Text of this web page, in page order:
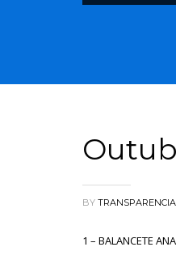
BY TRANSPARENCIA
1 – BALANCETE